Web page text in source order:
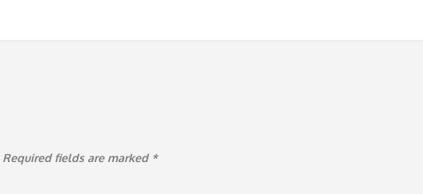
Required fields are marked *